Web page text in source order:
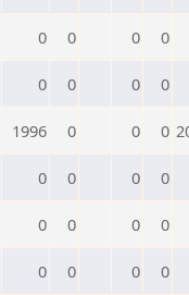
0 0 0 0
0 0 0 0
1996 0 0 0
0 0 0 0
0 0 0 0
0 0 0 0